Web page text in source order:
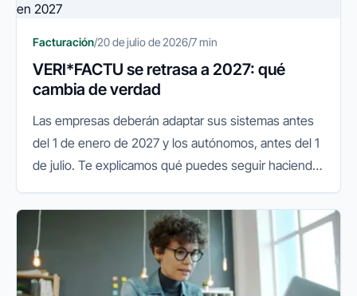
Facturación/20 de julio de 2026/7 min
VERI*FACTU se retrasa a 2027: qué
cambia de verdad
Las empresas deberán adaptar sus sistemas antes
del 1 de enero de 2027 y los autónomos, antes del 1
de julio. Te explicamos qué puedes seguir haciendo